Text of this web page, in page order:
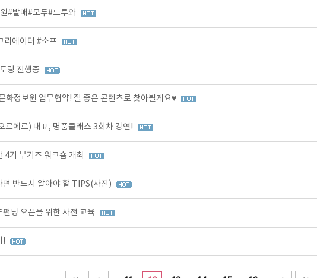
#발매#모두#드루와
리에이터 #소프
링 진행중
화정보원 업무협약! 질 좋은 콘텐츠로 찾아뵐게요♥
에르) 대표, 명품클래스 3회차 강연!
4기 부기즈 워크숍 개최
반드시 알아야 할 TIPS(사진)
딩 오픈을 위한 사전 교육
!